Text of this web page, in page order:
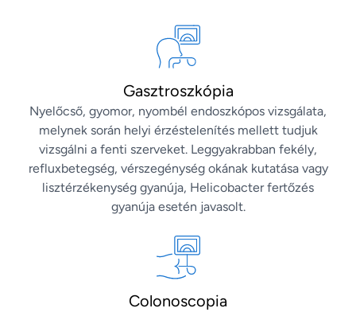
Gasztroszkópia
Nyelőcső, gyomor, nyombél endoszkópos vizsgálata,
melynek során helyi érzéstelenítés mellett tudjuk
vizsgálni a fenti szerveket. Leggyakrabban fekély,
refluxbetegség, vérszegénység okának kutatása vagy
lisztérzékenység gyanúja, Helicobacter fertőzés
gyanúja esetén javasolt.
Colonoscopia